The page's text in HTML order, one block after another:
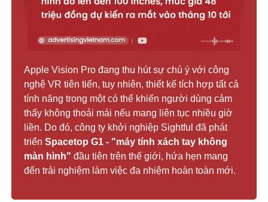
Apple Vision Pro đang thu hút sự chú ý với công
nghệ VR tiên tiến, tuy nhiên, thiết kế tích hợp tất cả
tính năng trong một có thể khiến người dùng cảm
thấy không thoải mái nếu mang liên tục nhiều giờ
liền. Do đó, công ty khởi nghiệp Sightful đã phát
triển Spacetop G1 - "máy tính xách tay không
màn hình" đầu tiên trên thế giới, hứa hẹn mang
đến trải nghiệm làm việc đa nhiệm hoàn toàn mới.